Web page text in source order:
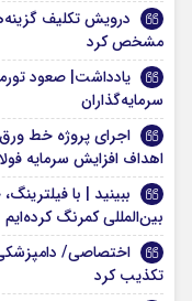
درویش تکلیف
مشخص کرد
یادداشت| صعود
سرمایه‌گذاران
اجرای پروژه خط
اهداف افزایش سرمایه
ببینید | با
بین‌المللی کمرنگ کرده‌ایم
تکذیب کرد